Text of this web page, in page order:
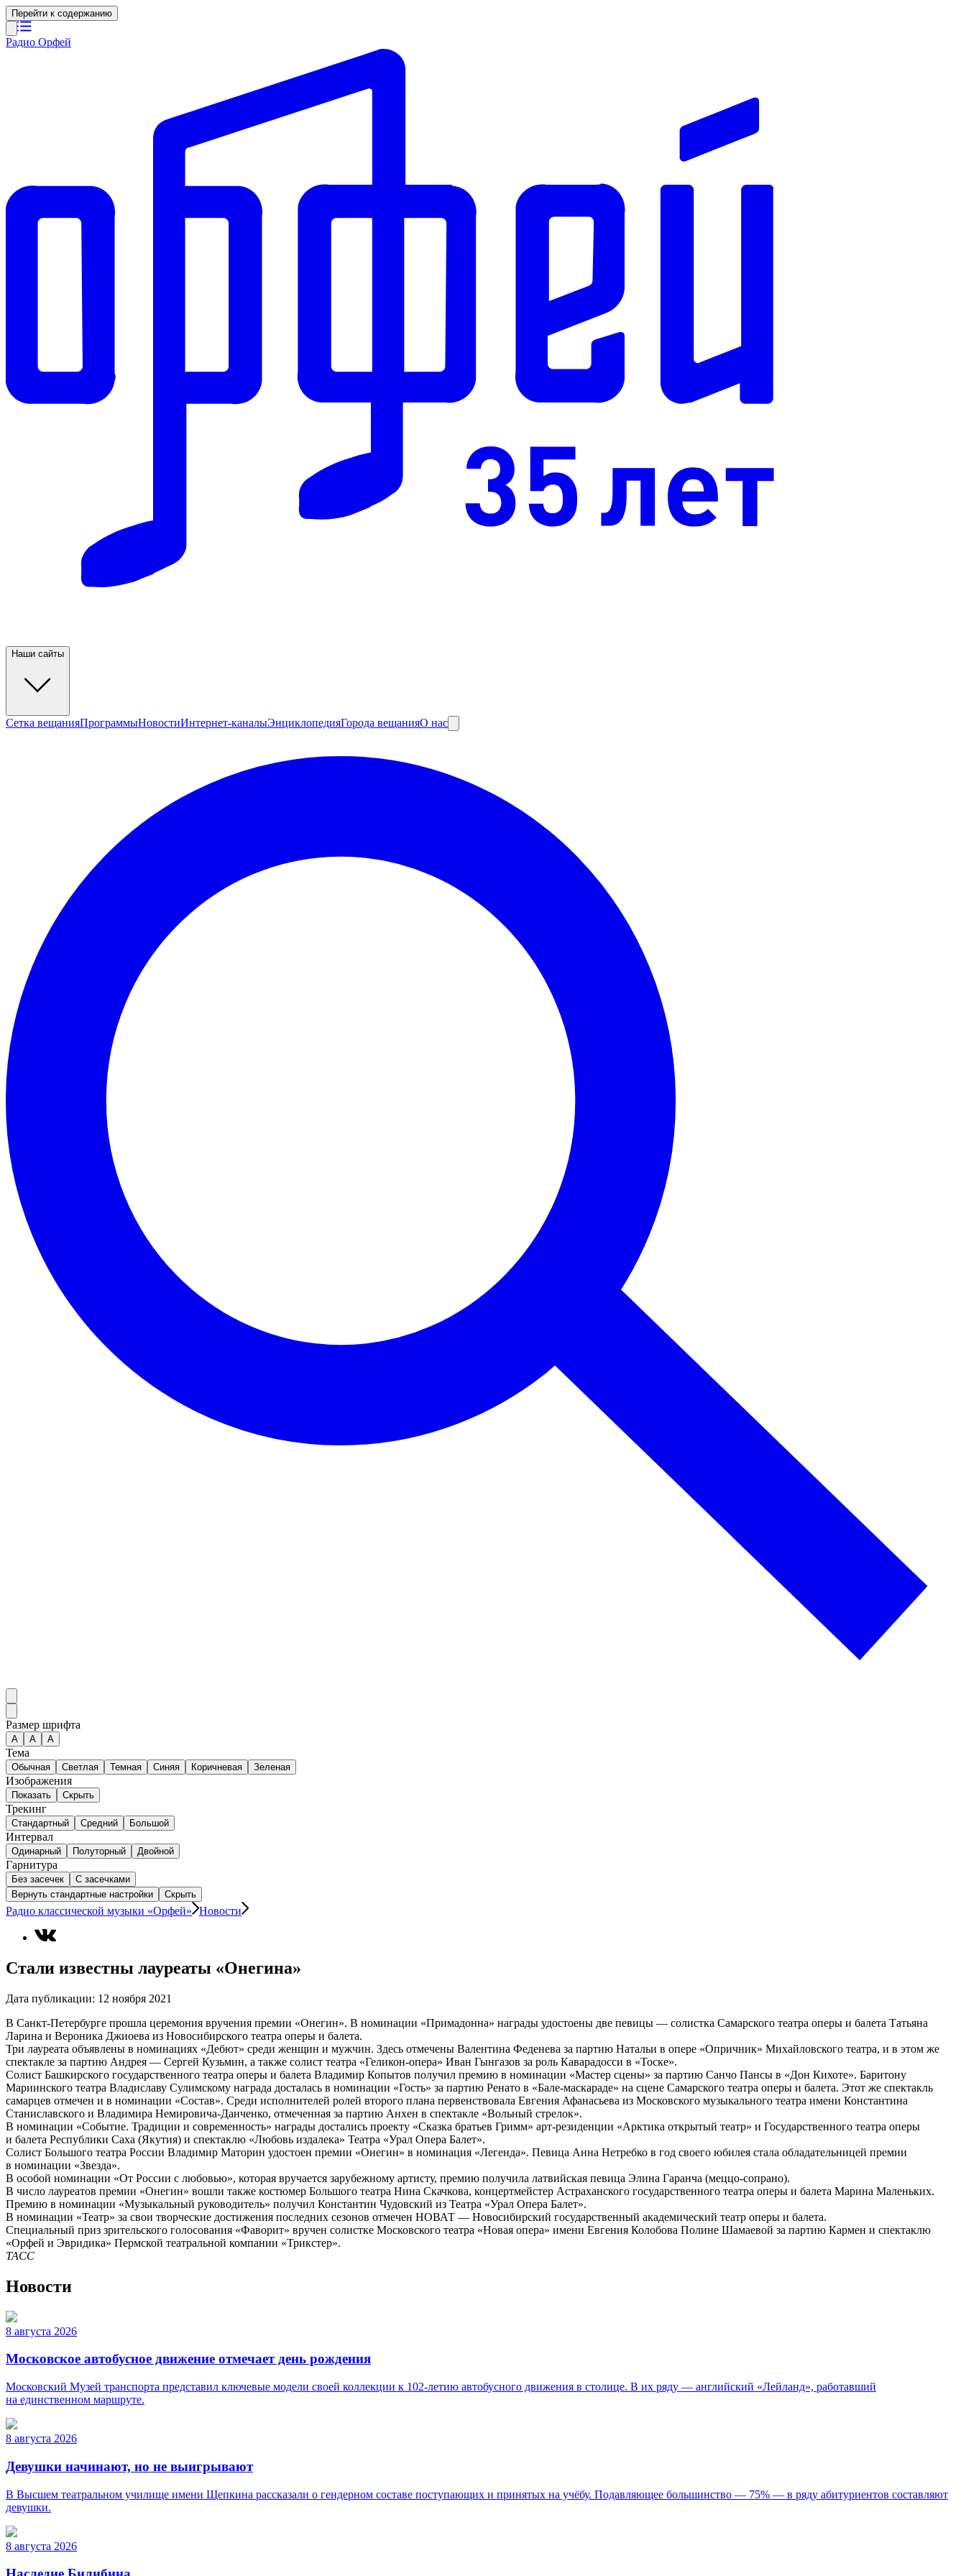
Перейти к содержанию
Радио Орфей
Наши сайты
Сетка вещанияПрограммыНовостиИнтернет-каналыЭнциклопедияГорода вещанияО нас
Размер шрифта
А A A
Тема
Обычная Светлая Темная Синяя Коричневая Зеленая
Изображения
Показать Скрыть
Трекинг
Стандартный Средний Большой
Интервал
Одинарный Полуторный Двойной
Гарнитура
Без засечек
С засечками
Вернуть стандартные настройки
Скрыть
Радио классической музыки «Орфей» Новости
Стали известны лауреаты «Онегина»
Дата публикации: 12 ноября 2021
В Санкт-Петербурге прошла церемония вручения премии «Онегин». В номинации «Примадонна» награды удостоены две певицы — солистка Самарского театра оперы и балета Татьяна
Ларина и Вероника Джиоева из Новосибирского театра оперы и балета.
Три лауреата объявлены в номинациях «Дебют» среди женщин и мужчин. Здесь отмечены Валентина Феденева за партию Натальи в опере «Опричник» Михайловского театра, и в этом же
спектакле за партию Андрея — Сергей Кузьмин, а также солист театра «Геликон-опера» Иван Гынгазов за роль Каварадосси в «Тоске».
Солист Башкирского государственного театра оперы и балета Владимир Копытов получил премию в номинации «Мастер сцены» за партию Санчо Пансы в «Дон Кихоте». Баритону
Мариинского театра Владиславу Сулимскому награда досталась в номинации «Гость» за партию Ренато в «Бале-маскараде» на сцене Самарского театра оперы и балета. Этот же спектакль
самарцев отмечен и в номинации «Состав». Среди исполнителей ролей второго плана первенствовала Евгения Афанасьева из Московского музыкального театра имени Константина
Станиславского и Владимира Немировича-Данченко, отмеченная за партию Анхен в спектакле «Вольный стрелок».
В номинации «Событие. Традиции и современность» награды достались проекту «Сказка братьев Гримм» арт-резиденции «Арктика открытый театр» и Государственного театра оперы
и балета Республики Саха (Якутия) и спектаклю «Любовь издалека» Театра «Урал Опера Балет».
Солист Большого театра России Владимир Маторин удостоен премии «Онегин» в номинация «Легенда». Певица Анна Нетребко в год своего юбилея стала обладательницей премии
в номинации «Звезда».
В особой номинации «От России с любовью», которая вручается зарубежному артисту, премию получила латвийская певица Элина Гаранча (меццо-сопрано).
В число лауреатов премии «Онегин» вошли также костюмер Большого театра Нина Скачкова, концертмейстер Астраханского государственного театра оперы и балета Марина Маленьких.
Премию в номинации «Музыкальный руководитель» получил Константин Чудовский из Театра «Урал Опера Балет».
В номинации «Театр» за свои творческие достижения последних сезонов отмечен НОВАТ — Новосибирский государственный академический театр оперы и балета.
Специальный приз зрительского голосования «Фаворит» вручен солистке Московского театра «Новая опера» имени Евгения Колобова Полине Шамаевой за партию Кармен и спектаклю
«Орфей и Эвридика» Пермской театральной компании «Трикстер».
ТАСС
Новости
8 августа 2026
Московское автобусное движение отмечает день рождения
Московский Музей транспорта представил ключевые модели своей коллекции к 102-летию автобусного движения в столице. В их ряду — английский «Лейланд», работавший
на единственном маршруте.
8 августа 2026
Девушки начинают, но не выигрывают
В Высшем театральном училище имени Щепкина рассказали о гендерном составе поступающих и принятых на учёбу. Подавляющее большинство — 75% — в ряду абитуриентов составляют
девушки.
8 августа 2026